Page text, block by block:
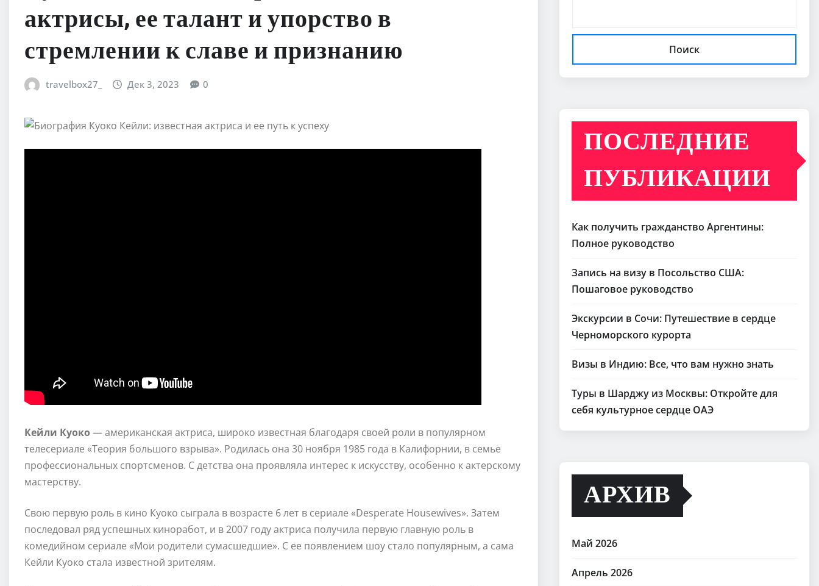
актрисы, ее талант и упорство в
стремлении к славе и признанию
travelbox27_ Дек 3, 2023 0
Кейли Куоко — американская актриса, широко известная благодаря своей роли в популярном
телесериале «Теория большого взрыва». Родилась она 30 ноября 1985 года в Калифорнии, в семье
профессиональных спортсменов. С детства она проявляла интерес к искусству, особенно к актерскому
мастерству.
Свою первую роль в кино Куоко сыграла в возрасте 6 лет в сериале «Desperate Housewives». Затем
последовал ряд успешных киноработ, и в 2007 году актриса получила первую главную роль в
комедийном сериале «Мои родители сумасшедшие». С ее появлением шоу стало популярным, а сама
Кейли Куоко стала известной зрителям.
Поиск
ПОСЛЕДНИЕ
ПУБЛИКАЦИИ
Как получить гражданство Аргентины:
Полное руководство
Запись на визу в Посольство США:
Пошаговое руководство
Экскурсии в Сочи: Путешествие в сердце
Черноморского курорта
Визы в Индию: Все, что вам нужно знать
Туры в Шарджу из Москвы: Откройте для
себя культурное сердце ОАЭ
АРХИВ
Май 2026
Апрель 2026